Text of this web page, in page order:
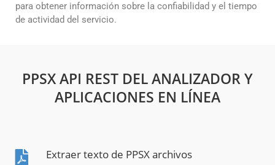
para obtener información sobre la confiabilidad y el tiempo
de actividad del servicio.
PPSX API REST DEL ANALIZADOR Y
APLICACIONES EN LÍNEA
Extraer texto de PPSX archivos